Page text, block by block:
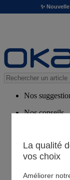
✨
Nos
Nos conseils
Magasin
La qualité
vos choix
Améliorer